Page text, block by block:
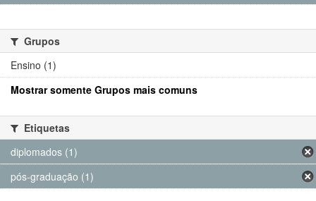
Grupos
Ensino (1)
Mostrar somente Grupos mais comuns
Etiquetas
diplomados (1)
pós-graduação (1)